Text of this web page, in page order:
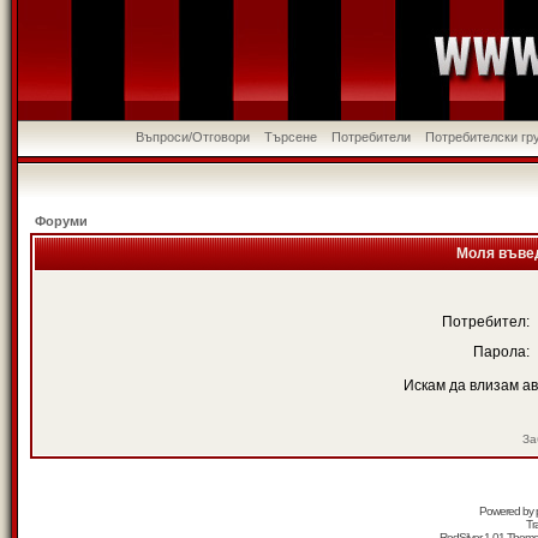
Въпроси/Отговори Търсене Потребители Потребителски
Форуми
Моля
Потребител:
Парола:
Искам да влизам
Powered by